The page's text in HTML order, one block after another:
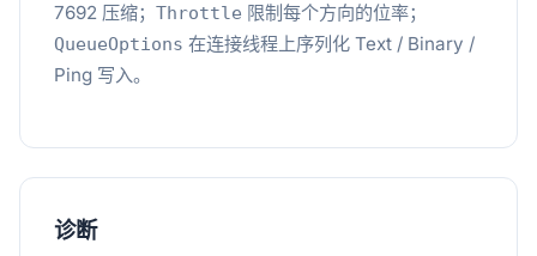
7692 压缩； Throttle 限制每个方向的位率；
QueueOptions 在连接线程上序列化 Text / Binary /
Ping 写入。
诊断